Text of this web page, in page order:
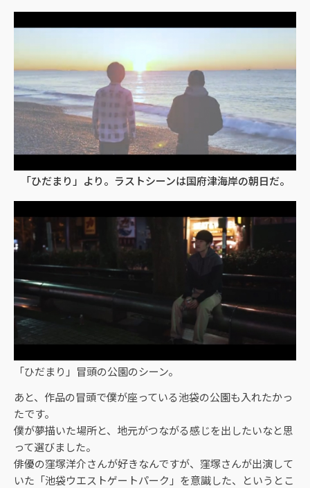
「ひだまり」より。ラストシーンは国府津海岸の朝日だ。
「ひだまり」冒頭の公園のシーン。
あと、作品の冒頭で僕が座っている池袋の公園も入れたかっ
たです。
僕が夢描いた場所と、地元がつながる感じを出したいなと思
って選びました。
俳優の窪塚洋介さんが好きなんですが、窪塚さんが出演して
いた「池袋ウエストゲートパーク」を意識した、というとこ